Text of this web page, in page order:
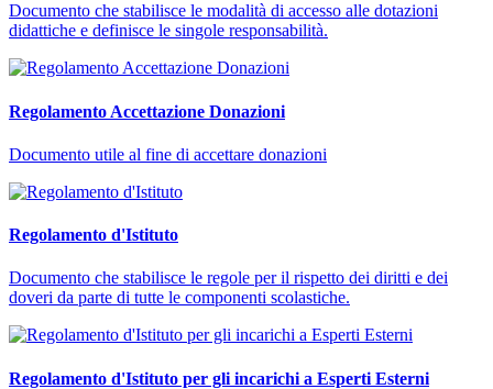
Documento che stabilisce le modalità di accesso alle dotazioni
didattiche e definisce le singole responsabilità.
Regolamento Accettazione Donazioni
Documento utile al fine di accettare donazioni
Regolamento d'Istituto
Documento che stabilisce le regole per il rispetto dei diritti e dei
doveri da parte di tutte le componenti scolastiche.
Regolamento d'Istituto per gli incarichi a Esperti Esterni